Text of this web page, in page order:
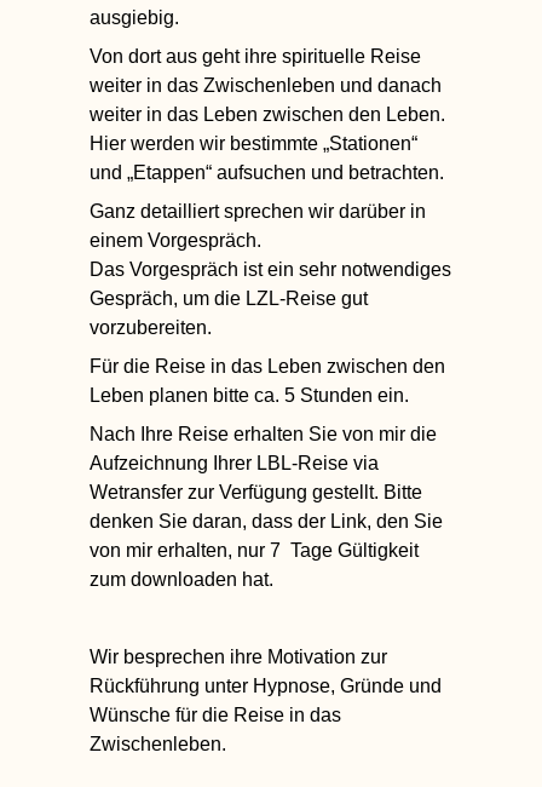
ausgiebig.
Von dort aus geht ihre spirituelle Reise
weiter in das Zwischenleben und danach
weiter in das Leben zwischen den Leben.
Hier werden wir bestimmte „Stationen“
und „Etappen“ aufsuchen und betrachten.
Ganz detailliert sprechen wir darüber in
einem Vorgespräch.
Das Vorgespräch ist ein sehr notwendiges
Gespräch, um die LZL-Reise gut
vorzubereiten.
Für die Reise in das Leben zwischen den
Leben planen bitte ca. 5 Stunden ein.
Nach Ihre Reise erhalten Sie von mir die
Aufzeichnung Ihrer LBL-Reise via
Wetransfer zur Verfügung gestellt. Bitte
denken Sie daran, dass der Link, den Sie
von mir erhalten, nur 7 Tage Gültigkeit
zum downloaden hat.
Wir besprechen ihre Motivation zur
Rückführung unter Hypnose, Gründe und
Wünsche für die Reise in das
Zwischenleben.